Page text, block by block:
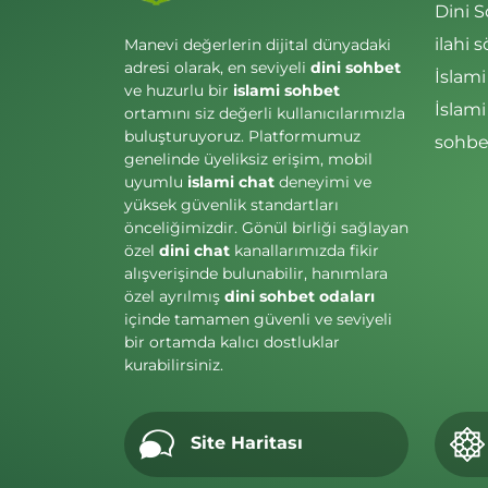
Manevi değerlerin dijital dünyadaki
adresi olarak, en seviyeli dini sohbet
ve huzurlu bir islami sohbet
ortamını siz değerli kullanıcılarımızla
buluşturuyoruz. Platformumuz
genelinde üyeliksiz erişim, mobil
uyumlu islami chat deneyimi ve
yüksek güvenlik standartları
önceliğimizdir. Gönül birliği sağlayan
özel dini chat kanallarımızda fikir
alışverişinde bulunabilir, hanımlara
özel ayrılmış dini sohbet odaları
içinde tamamen güvenli ve seviyeli
bir ortamda kalıcı dostluklar
kurabilirsiniz.
Dini
ilahi
Site Haritası